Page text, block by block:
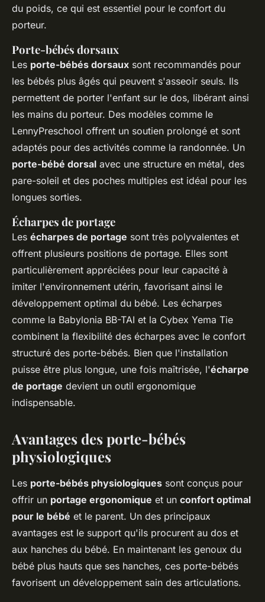
du poids, ce qui est essentiel pour le confort du
porteur.
Porte-bébés dorsaux
Les porte-bébés dorsaux sont recommandés pour
les bébés plus âgés qui peuvent s'asseoir seuls. Ils
permettent de porter l'enfant sur le dos, libérant ainsi
les mains du porteur. Des modèles comme le
LennyPreschool offrent un soutien prolongé et sont
adaptés pour des activités comme la randonnée. Un
porte-bébé dorsal avec une structure en métal, des
pare-soleil et des poches multiples est idéal pour les
longues sorties.
Écharpes de portage
Les écharpes de portage sont très polyvalentes et
offrent plusieurs positions de portage. Elles sont
particulièrement appréciées pour leur capacité à
imiter l'environnement utérin, favorisant ainsi le
développement optimal du bébé. Les écharpes
comme la Babylonia BB-TAI et la Cybex Yema Tie
combinent la flexibilité des écharpes avec le confort
structuré des porte-bébés. Bien que l'installation
puisse être plus longue, une fois maîtrisée, l'écharpe
de portage devient un outil ergonomique
indispensable.
Avantages des porte-bébés
physiologiques
Les porte-bébés physiologiques sont conçus pour
offrir un portage ergonomique et un confort optimal
pour le bébé et le parent. Un des principaux
avantages est le support qu'ils procurent au dos et
aux hanches du bébé. En maintenant les genoux du
bébé plus hauts que ses hanches, ces porte-bébés
favorisent un développement sain des articulations.